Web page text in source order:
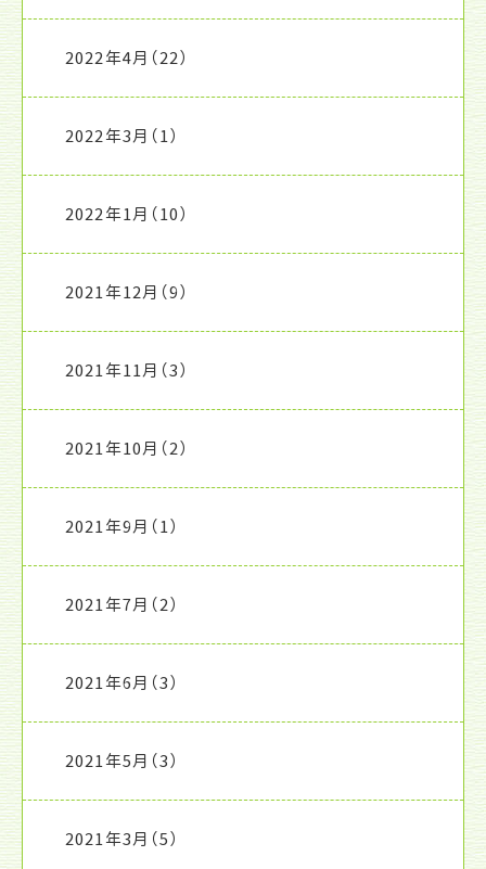
2022年4月 （22）
2022年3月 （1）
2022年1月 （10）
2021年12月 （9）
2021年11月 （3）
2021年10月 （2）
2021年9月 （1）
2021年7月 （2）
2021年6月 （3）
2021年5月 （3）
2021年3月 （5）